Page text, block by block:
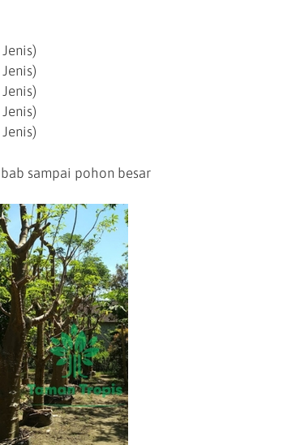
sampai pohon besar